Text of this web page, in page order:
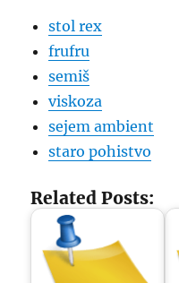
stol rex
frufru
semiš
viskoza
sejem ambient
staro pohistvo
Related Posts: